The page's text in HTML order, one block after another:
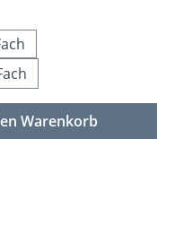
gewünschten
Warenkorb